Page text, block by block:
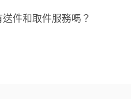
件和取件服務嗎？